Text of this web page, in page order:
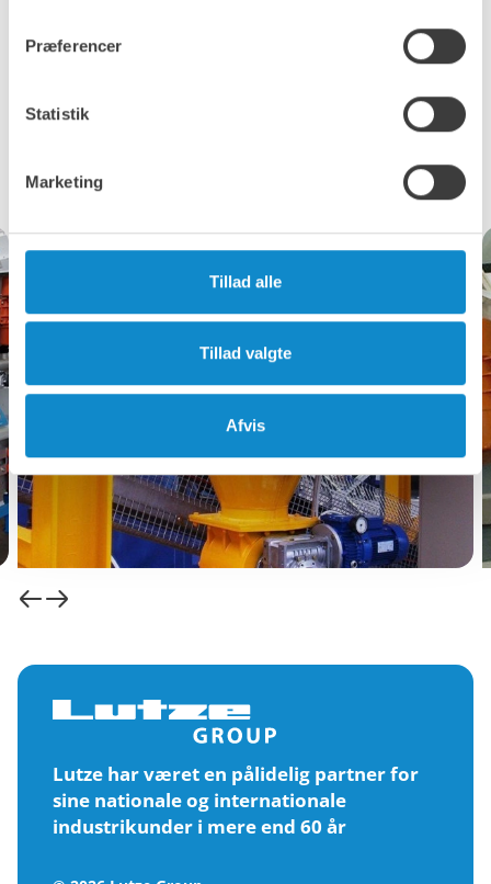
Præferencer
Statistik
Marketing
Tillad alle
Tillad valgte
Afvis
Forsmurt til fuld levetid = nul vedligeholdelse
Forskellige spændinger til rådighed
Lutze har været en pålidelig partner for
sine nationale og internationale
industrikunder i mere end 60 år